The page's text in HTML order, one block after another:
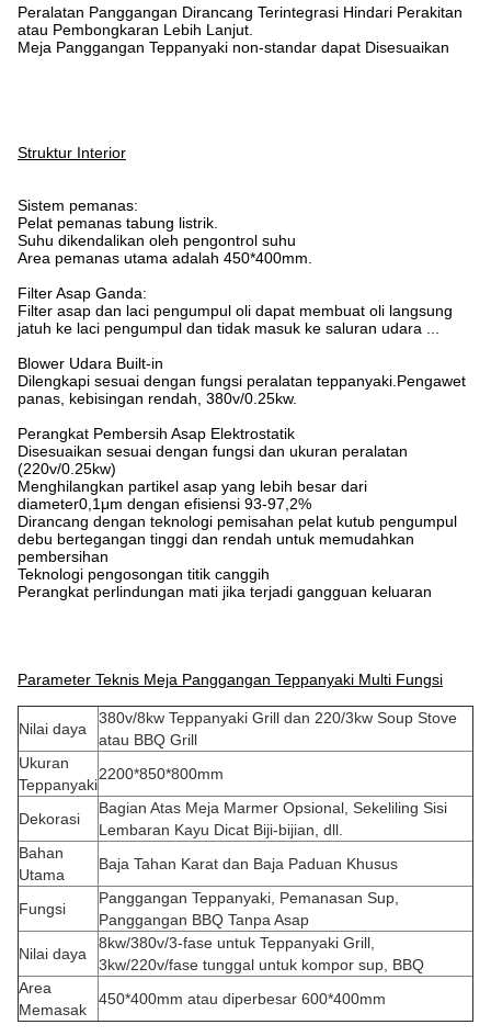
Peralatan Panggangan Dirancang Terintegrasi Hindari Perakitan
atau Pembongkaran Lebih Lanjut.
Meja Panggangan Teppanyaki non-standar dapat Disesuaikan
Struktur Interior
Sistem pemanas:
Pelat pemanas tabung listrik.
Suhu dikendalikan oleh pengontrol suhu
Area pemanas utama adalah 450*400mm.
Filter Asap Ganda:
Filter asap dan laci pengumpul oli dapat membuat oli langsung
jatuh ke laci pengumpul dan tidak masuk ke saluran udara ...
Blower Udara Built-in
Dilengkapi sesuai dengan fungsi peralatan teppanyaki.Pengawet
panas, kebisingan rendah, 380v/0.25kw.
Perangkat Pembersih Asap Elektrostatik
Disesuaikan sesuai dengan fungsi dan ukuran peralatan
(220v/0.25kw)
Menghilangkan partikel asap yang lebih besar dari
diameter0,1μm dengan efisiensi 93-97,2%
Dirancang dengan teknologi pemisahan pelat kutub pengumpul
debu bertegangan tinggi dan rendah untuk memudahkan
pembersihan
Teknologi pengosongan titik canggih
Perangkat perlindungan mati jika terjadi gangguan keluaran
Parameter Teknis Meja Panggangan Teppanyaki Multi Fungsi
Nilai daya
380v/8kw Teppanyaki Grill dan 220/3kw Soup Stove
atau BBQ Grill
Ukuran
Teppanyaki
2200*850*800mm
Dekorasi
Bagian Atas Meja Marmer Opsional, Sekeliling Sisi
Lembaran Kayu Dicat Biji-bijian, dll.
Bahan
Utama
Baja Tahan Karat dan Baja Paduan Khusus
Fungsi
Panggangan Teppanyaki, Pemanasan Sup,
Panggangan BBQ Tanpa Asap
Nilai daya
8kw/380v/3-fase untuk Teppanyaki Grill,
3kw/220v/fase tunggal untuk kompor sup, BBQ
Area
Memasak
450*400mm atau diperbesar 600*400mm